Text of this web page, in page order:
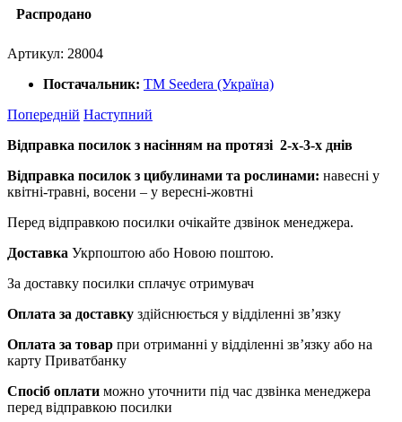
Распродано
Артикул: 28004
Постачальник: ТМ Seedera (Україна)
Попередній Наступний
Відправка посилок з насінням на протязі 2-х-3-х днів
Відправка посилок з цибулинами та рослинами: навесні у
квітні-травні, восени – у вересні-жовтні
Перед відправкою посилки очікайте дзвінок менеджера.
Доставка Укрпоштою або Новою поштою.
За доставку посилки сплачує отримувач
Оплата за доставку здійснюється у відділенні зв’язку
Оплата за товар при отриманні у відділенні зв’язку або на
карту Приватбанку
Спосіб оплати можно уточнити під час дзвінка менеджера
перед відправкою посилки